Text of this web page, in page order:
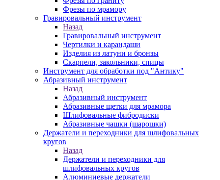
Фрезы по мрамору
Гравировальный инструмент
Назад
Гравировальный инструмент
Чертилки и карандаши
Изделия из латуни и бронзы
Скарпели, закольники, спицы
Инструмент для обработки под "Антику"
Абразивный инструмент
Назад
Абразивный инструмент
Абразивные щетки для мрамора
Шлифовальные фибродиски
Абразивные чашки (шарошки)
Держатели и переходники для шлифовальных
кругов
Назад
Держатели и переходники для
шлифовальных кругов
Алюминиевые держатели